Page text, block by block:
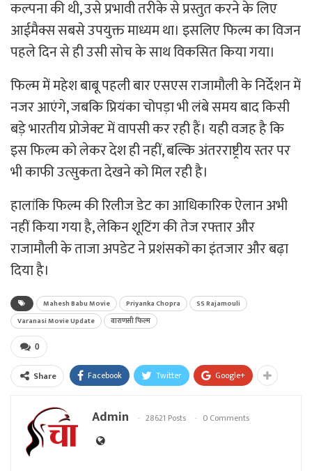
कल्पना की थी, उसे प्रभावी तरीके से प्रस्तुत करने के लिए
आईमैक्स सबसे उपयुक्त माध्यम था। इसलिए फिल्म का विजन
पहले दिन से ही उसी सोच के साथ विकसित किया गया।
फिल्म में महेश बाबू पहली बार एसएस राजामौली के निर्देशन में
नजर आएंगे, जबकि प्रियंका चोपड़ा भी लंबे समय बाद किसी
बड़े भारतीय प्रोजेक्ट में वापसी कर रही हैं। यही वजह है कि
इस फिल्म को लेकर देश ही नहीं, बल्कि अंतरराष्ट्रीय स्तर पर
भी काफी उत्सुकता देखने को मिल रही है।
हालांकि फिल्म की रिलीज डेट का आधिकारिक ऐलान अभी
नहीं किया गया है, लेकिन शूटिंग की तेज रफ्तार और
राजामौली के ताजा अपडेट ने प्रशंसकों का इंतजार और बढ़ा
दिया है।
Mahesh Babu Movie Priyanka Chopra
SS Rajamouli
Varanasi Movie Update
वाराणसी फिल्म
0
Share Facebook Twitter Google+
Admin 28621 Posts 0 Comments